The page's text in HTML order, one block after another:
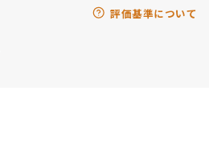
評価基準について